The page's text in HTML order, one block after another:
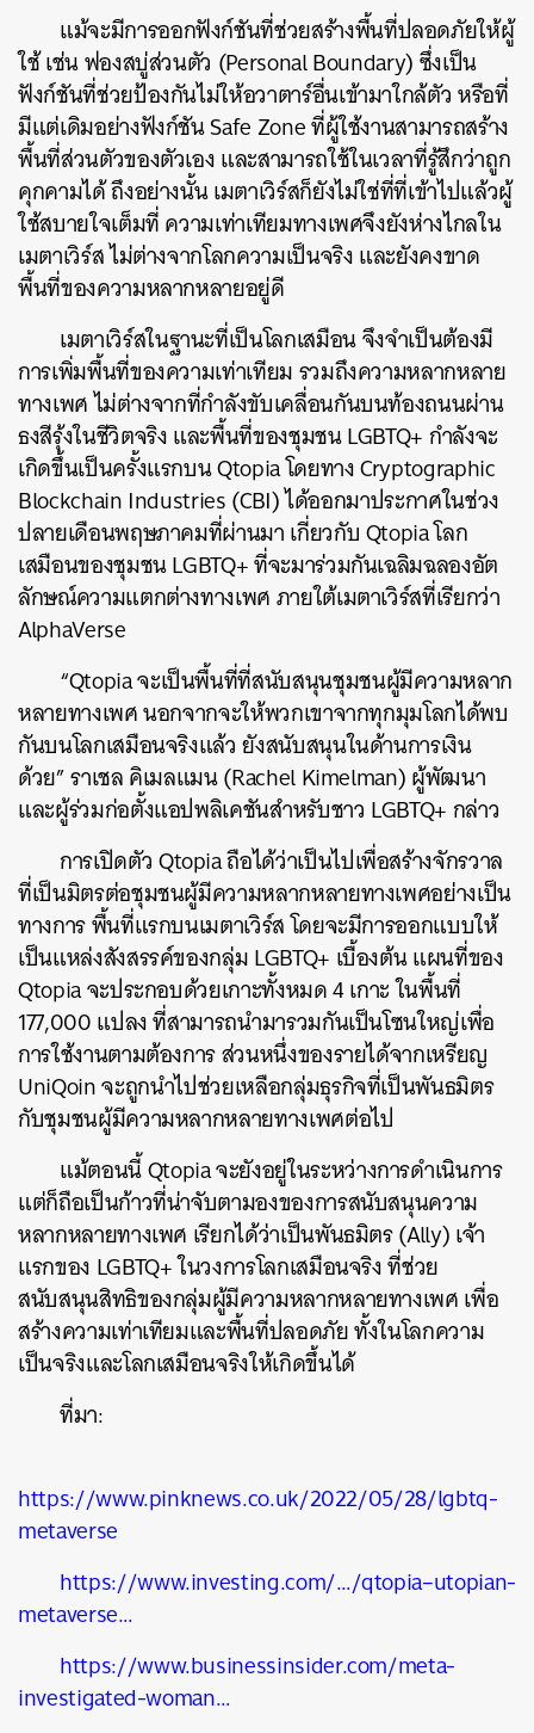
แม้จะมีการออกฟังก์ชันที่ช่วยสร้างพื้นที่ปลอดภัยให้ผู้
ใช้ เช่น ฟองสบู่ส่วนตัว (Personal Boundary) ซึ่งเป็น
ฟังก์ชันที่ช่วยป้องกันไม่ให้อวาตาร์อื่นเข้ามาใกล้ตัว หรือที่
มีแต่เดิมอย่างฟังก์ชัน Safe Zone ที่ผู้ใช้งานสามารถสร้าง
พื้นที่ส่วนตัวของตัวเอง และสามารถใช้ในเวลาที่รู้สึกว่าถูก
คุกคามได้ ถึงอย่างนั้น เมตาเวิร์สก็ยังไม่ใช่ที่ที่เข้าไปแล้วผู้
ใช้สบายใจเต็มที่ ความเท่าเทียมทางเพศจึงยังห่างไกลใน
เมตาเวิร์ส ไม่ต่างจากโลกความเป็นจริง และยังคงขาด
พื้นที่ของความหลากหลายอยู่ดี
เมตาเวิร์สในฐานะที่เป็นโลกเสมือน จึงจำเป็นต้องมี
การเพิ่มพื้นที่ของความเท่าเทียม รวมถึงความหลากหลาย
ทางเพศ ไม่ต่างจากที่กำลังขับเคลื่อนกันบนท้องถนนผ่าน
ธงสีรุ้งในชีวิตจริง และพื้นที่ของชุมชน LGBTQ+ กำลังจะ
เกิดขึ้นเป็นครั้งแรกบน Qtopia โดยทาง Cryptographic
Blockchain Industries (CBI) ได้ออกมาประกาศในช่วง
ปลายเดือนพฤษภาคมที่ผ่านมา เกี่ยวกับ Qtopia โลก
เสมือนของชุมชน LGBTQ+ ที่จะมาร่วมกันเฉลิมฉลองอัต
ลักษณ์ความแตกต่างทางเพศ ภายใต้เมตาเวิร์สที่เรียกว่า
AlphaVerse
“Qtopia จะเป็นพื้นที่ที่สนับสนุนชุมชนผู้มีความหลาก
หลายทางเพศ นอกจากจะให้พวกเขาจากทุกมุมโลกได้พบ
กันบนโลกเสมือนจริงแล้ว ยังสนับสนุนในด้านการเงิน
ด้วย” ราเชล คิเมลแมน (Rachel Kimelman) ผู้พัฒนา
และผู้ร่วมก่อตั้งแอปพลิเคชันสำหรับชาว LGBTQ+ กล่าว
การเปิดตัว Qtopia ถือได้ว่าเป็นไปเพื่อสร้างจักรวาล
ที่เป็นมิตรต่อชุมชนผู้มีความหลากหลายทางเพศอย่างเป็น
ทางการ พื้นที่แรกบนเมตาเวิร์ส โดยจะมีการออกแบบให้
เป็นแหล่งสังสรรค์ของกลุ่ม LGBTQ+ เบื้องต้น แผนที่ของ
Qtopia จะประกอบด้วยเกาะทั้งหมด 4 เกาะ ในพื้นที่
177,000 แปลง ที่สามารถนำมารวมกันเป็นโซนใหญ่เพื่อ
การใช้งานตามต้องการ ส่วนหนึ่งของรายได้จากเหรียญ
UniQoin จะถูกนำไปช่วยเหลือกลุ่มธุรกิจที่เป็นพันธมิตร
กับชุมชนผู้มีความหลากหลายทางเพศต่อไป
แม้ตอนนี้ Qtopia จะยังอยู่ในระหว่างการดำเนินการ
แต่ก็ถือเป็นก้าวที่น่าจับตามองของการสนับสนุนความ
หลากหลายทางเพศ เรียกได้ว่าเป็นพันธมิตร (Ally) เจ้า
แรกของ LGBTQ+ ในวงการโลกเสมือนจริง ที่ช่วย
สนับสนุนสิทธิของกลุ่มผู้มีความหลากหลายทางเพศ เพื่อ
สร้างความเท่าเทียมและพื้นที่ปลอดภัย ทั้งในโลกความ
เป็นจริงและโลกเสมือนจริงให้เกิดขึ้นได้
ที่มา:
https://www.pinknews.co.uk/2022/05/28/lgbtq-
metaverse
https://www.investing.com/…/qtopia–utopian-
metaverse…
https://www.businessinsider.com/meta-
investigated-woman…
ค้นหา
SHARE TWEET LINE